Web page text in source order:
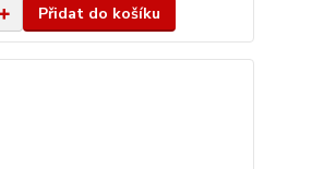
Přidat do košíku